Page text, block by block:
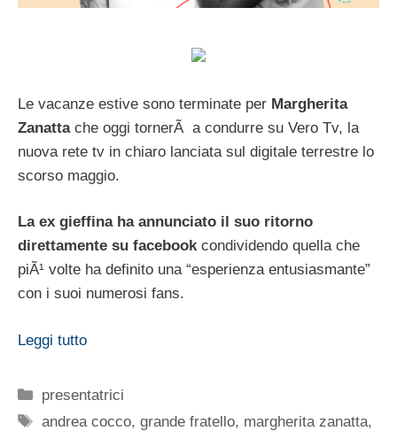
Le vacanze estive sono terminate per Margherita
Zanatta che oggi tornerÃ a condurre su Vero Tv, la
nuova rete tv in chiaro lanciata sul digitale terrestre lo
scorso maggio.
La ex gieffina ha annunciato il suo ritorno
direttamente su facebook condividendo quella che
piÃ¹ volte ha definito una “esperienza entusiasmante”
con i suoi numerosi fans.
Leggi tutto
Categorie
presentatrici
Tag
andrea cocco,grande fratello, margherita zanatta,